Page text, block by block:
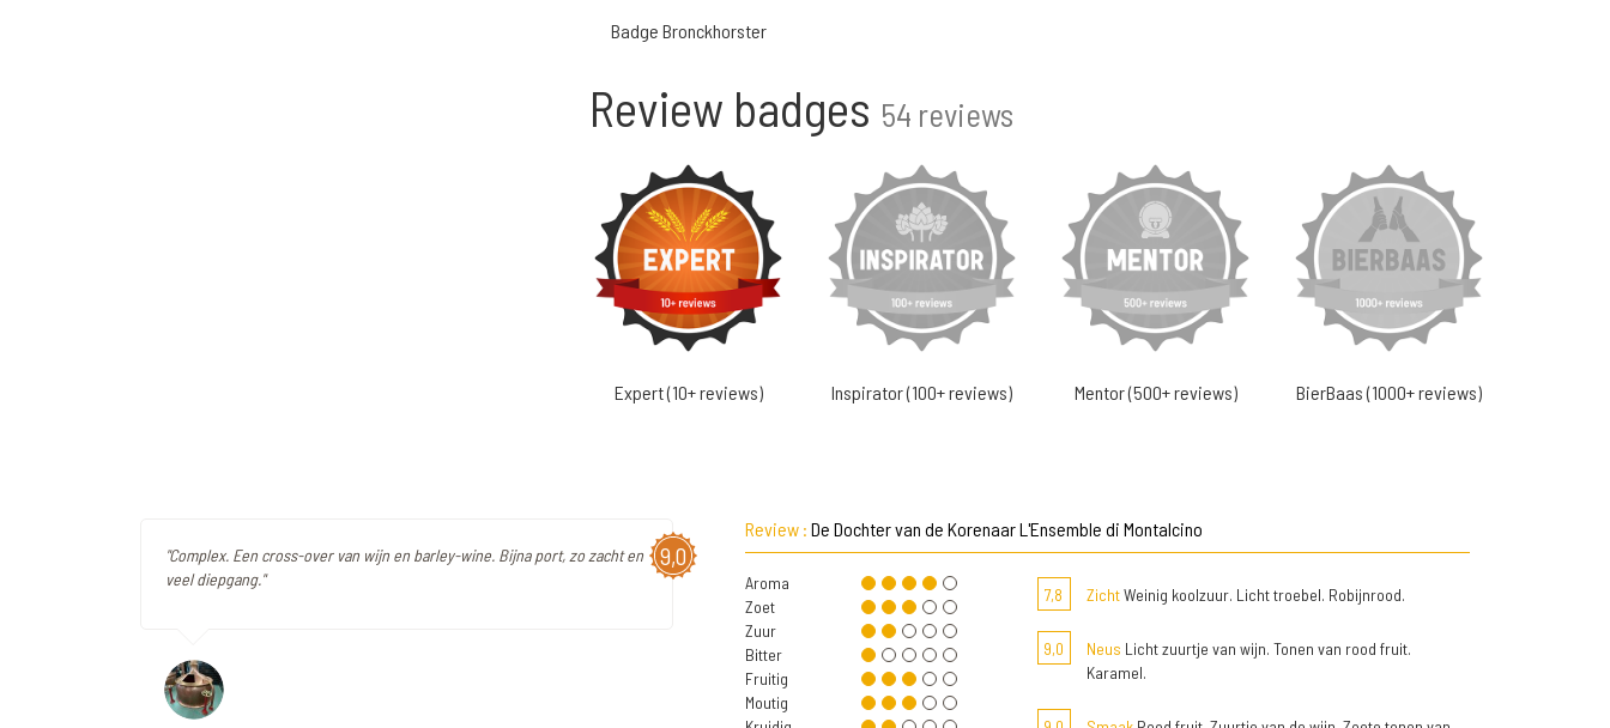
Badge Bronckhorster
Review badges 54 reviews
Expert (10+ reviews) Inspirator (100+ reviews) Mentor (500+ reviews) BierBaas (1000+ reviews)
9,0
"Complex. Een cross-over van wijn en barley-wine. Bijna port, zo zacht en
veel diepgang."
Review : De Dochter van de Korenaar L'Ensemble di Montalcino
Aroma
Zoet
Zuur
Bitter
Fruitig
Moutig
7,8 ZichtWeinig koolzuur. Licht troebel. Robijnrood.
9,0 Neus Licht zuurtje van wijn. Tonen van rood fruit.
Karamel.